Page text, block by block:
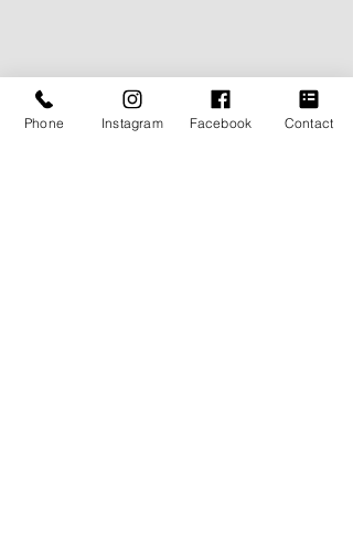
まだまだ自分の知識不足・勉強不足が身にしみま
す〜
日々勉強ですね！
Phone Instagram Facebook Contact